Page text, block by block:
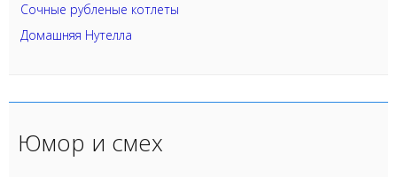
Сочные рубленые котлеты
Домашняя Нутелла
Юмор и смех